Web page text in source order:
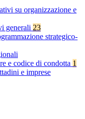
su organizzazione e
generali 23
strategico-
e codice di condotta 1
e imprese